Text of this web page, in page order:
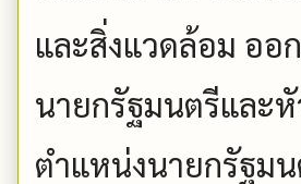
และสิ่งแวดล้อม ออ
นายกรัฐมนตรีและ
ตำแหน่งนายกรัฐม